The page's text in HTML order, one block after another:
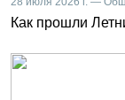
Как прошли